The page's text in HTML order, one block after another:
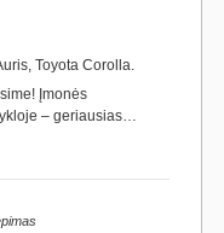
Toyota Corolla.
Įmonės
– geriausias…